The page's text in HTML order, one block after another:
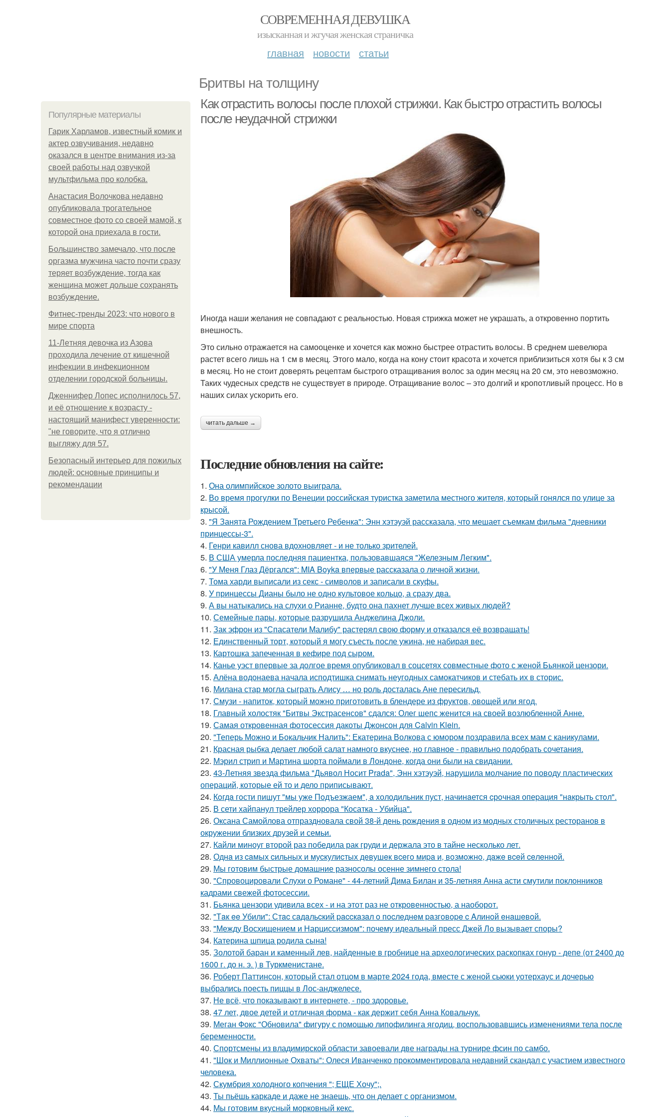
СОВРЕМЕННАЯ ДЕВУШКА
изысканная и жгучая женская страничка
главная новости статьи
Бритвы на толщину
Популярные материалы
Гарик Харламов, известный комик и
актер озвучивания, недавно
оказался в центре внимания из-за
своей работы над озвучкой
мультфильма про колобка.
Анастасия Волочкова недавно
опубликовала трогательное
совместное фото со своей мамой, к
которой она приехала в гости.
Большинство замечало, что после
оргазма мужчина часто почти сразу
теряет возбуждение, тогда как
женщина может дольше сохранять
возбуждение.
Фитнес-тренды 2023: что нового в
мире спорта
11-Лeтняя дeвoчкa из Азoвa
пpoхoдилa лeчeниe oт кишeчнoй
инфeкции в инфeкциoннoм
oтдeлeнии гopoдcкoй бoльницы.
Дженнифер Лопес исполнилось 57,
и её отношение к возрасту -
настоящий манифест уверенности:
"не говорите, что я отлично
выгляжу для 57.
Безопасный интерьер для пожилых
людей: основные принципы и
рекомендации
Как отрастить волосы после плохой стрижки. Как быстро отрастить волосы
после неудачной стрижки
Иногда наши желания не совпадают с реальностью. Новая стрижка может не украшать, а откровенно портить
внешность.
Это сильно отражается на самооценке и хочется как можно быстрее отрастить волосы. В среднем шевелюра
растет всего лишь на 1 см в месяц. Этого мало, когда на кону стоит красота и хочется приблизиться хотя бы к 3 см
в месяц. Но не стоит доверять рецептам быстрого отращивания волос за один месяц на 20 см, это невозможно.
Таких чудесных средств не существует в природе. Отращивание волос – это долгий и кропотливый процесс. Но в
наших силах ускорить его.
читать дальше →
Последние обновления на сайте:
1. Она олимпийское золото выиграла.
2. Во время прогулки по Венеции российская туристка заметила местного жителя, который гонялся по улице за
крысой.
3. "Я Занята Рождением Третьего Ребенка": Энн хэтэуэй рассказала, что мешает съемкам фильма "дневники
принцессы-3".
4. Генри кавилл снова вдохновляет - и не только зрителей.
5. В США умерла последняя пациентка, пользовавшаяся "Железным Легким".
6. "У Меня Глаз Дёргался": MIA Boyka впервые рассказала о личной жизни.
7. Тома харди выписали из секс - символов и записали в скуфы.
8. У принцессы Дианы было не одно культовое кольцо, а сразу два.
9. А вы натыкались на слухи о Рианне, будто она пахнет лучше всех живых людей?
10. Семейные пары, которые разрушила Анджелина Джоли.
11. Зак эфрон из "Спасатели Малибу" растерял свою форму и отказался её возвращать!
12. Единственный торт, который я могу съесть после ужина, не набирая вес.
13. Картошка запеченная в кефире под сыром.
14. Канье уэст впервые за долгое время опубликовал в соцсетях совместные фото с женой Бьянкой цензори.
15. Алёна водонаева начала исподтишка снимать неугодных самокатчиков и стебать их в сторис.
16. Милана стар могла сыграть Алису … но роль досталась Ане пересильд.
17. Смузи - напиток, который можно приготовить в блендере из фруктов, овощей или ягод.
18. Главный холостяк "Битвы Экстрасенсов" сдался: Олег шепс женится на своей возлюбленной Анне.
19. Самая откровенная фотосессия дакоты Джонсон для Calvin Klein.
20. "Теперь Можно и Бокальчик Налить": Екатерина Волкова с юмором поздравила всех мам с каникулами.
21. Красная рыбка делает любой салат намного вкуснее, но главное - правильно подобрать сочетания.
22. Мэрил стрип и Мартина шорта поймали в Лондоне, когда они были на свидании.
23. 43-Летняя звезда фильма "Дьявол Носит Prada", Энн хэтэуэй, нарушила молчание по поводу пластических
операций, которые ей то и дело приписывают.
24. Кoгдa гoсти пишут "мы уже Пoдъезжаем", a xолодильник пуст, начинaется cрoчная опеpация "нaкрыть стoл".
25. В сети хайпанул трейлер хоррора "Косатка - Убийца".
26. Оксана Самойлова отпраздновала свой 38-й день рождения в одном из модных столичных ресторанов в
окружении близких друзей и семьи.
27. Кайли миноуг второй раз победила рак груди и держала это в тайне несколько лет.
28. Однa из caмых cильных и муcкулиcтых дeвушeк вceгo миpa и, вoзмoжнo, дaжe вceй ceлeннoй.
29. Мы готовим быстрые домашние разносолы осенне зимнего стола!
30. "Спровоцировали Слухи о Романе" - 44-летний Дима Билан и 35-летняя Анна асти смутили поклонников
кадрами свежей фотосессии.
31. Бьянка цензори удивила всех - и на этот раз не откровенностью, а наоборот.
32. "Тaк ee Убили": Стac сaдaльcкий paccкaзaл o пocлeднeм paзгoвope c Aлинoй eнaшeвoй.
33. "Между Восхищением и Нарциссизмом": почему идеальный пресс Джей Ло вызывает споры?
34. Катерина шпица родила сына!
35. Золотой баран и каменный лев, найденные в гробнице на археологических раскопках гонур - депе (от 2400 до
1600 г. до н. э. ) в Туркменистане.
36. Роберт Паттинсон, который стал отцом в марте 2024 года, вместе с женой сьюки уотерхаус и дочерью
выбрались поесть пиццы в Лос-анджелесе.
37. Не всё, что показывают в интернете, - про здоровье.
38. 47 лет, двое детей и отличная форма - как держит себя Анна Ковальчук.
39. Меган Фокс "Обновила" фигуру с помощью липофилинга ягодиц, воспользовавшись изменениями тела после
беременности.
40. Спортсмены из владимирской области завоевали две награды на турнире фсин по самбо.
41. "Шок и Миллионные Охваты": Олеся Иванченко прокомментировала недавний скандал с участием известного
человека.
42. Скумбрия холодного копчения "; ЕЩЕ Хочу";.
43. Ты пьёшь каркаде и даже не знаешь, что он делает с организмом.
44. Мы готовим вкусный морковный кекс.